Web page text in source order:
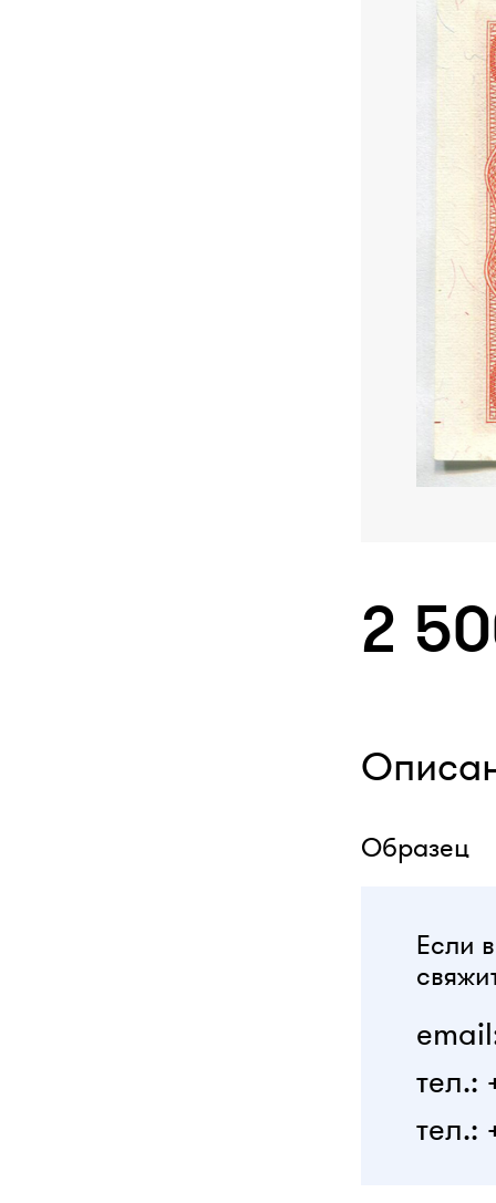
2
Образец
Если
тел.:
тел.: